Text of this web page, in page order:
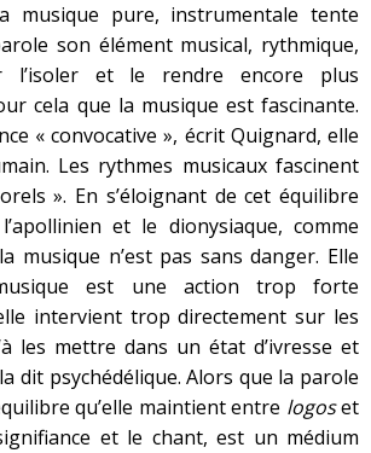
musique pure, instrumentale tente
son élément musical, rythmique,
l’isoler et le rendre encore plus
cela que la musique est fascinante.
« convocative », écrit Quignard, elle
Les rythmes musicaux fascinent
». En s’éloignant de cet équilibre
et le dionysiaque, comme
musique n’est pas sans danger. Elle
est une action trop forte
intervient trop directement sur les
les mettre dans un état d’ivresse et
dit psychédélique. Alors que la parole
qu’elle maintient entre logoset
et le chant, est un médium